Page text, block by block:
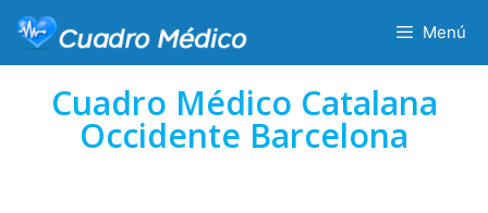
Menú
Cuadro Médico Catalana
Occidente Barcelona